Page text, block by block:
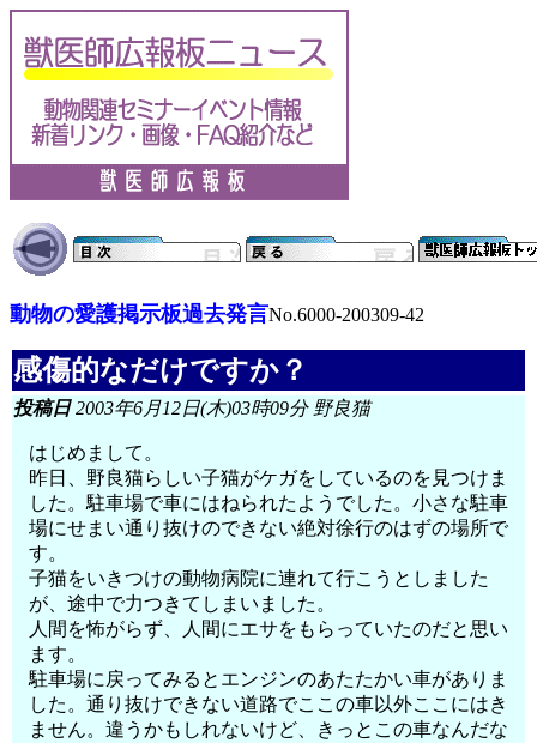
動物の愛護掲示板過去発言No.6000-200309-42
感傷的なだけですか？
投稿日2003年6月12日(木)03時09分 野良猫
はじめまして。
昨日、野良猫らしい子猫がケガをしているのを見つけま
した。駐車場で車にはねられたようでした。小さな駐車
場にせまい通り抜けのできない絶対徐行のはずの場所で
す。
子猫をいきつけの動物病院に連れて行こうとしました
が、途中で力つきてしまいました。
人間を怖がらず、人間にエサをもらっていたのだと思い
ます。
駐車場に戻ってみるとエンジンのあたたかい車がありま
した。通り抜けできない道路でここの車以外ここにはき
ません。違うかもしれないけど、きっとこの車なんだな